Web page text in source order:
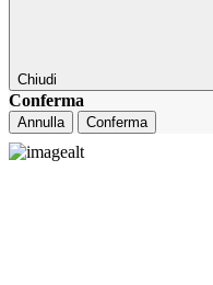
Chiudi
Conferma
Annulla Conferma